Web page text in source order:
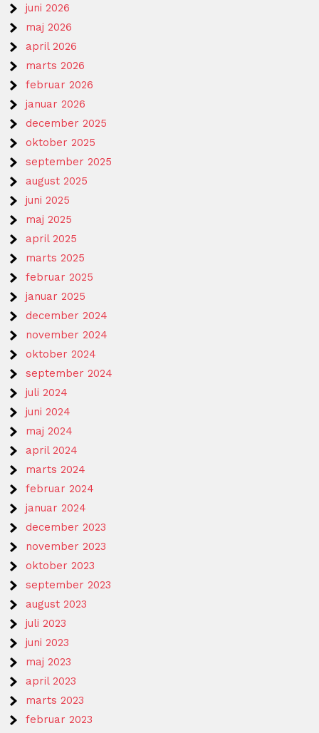
juni 2026
maj 2026
april 2026
marts 2026
februar 2026
januar 2026
december 2025
oktober 2025
september 2025
august 2025
juni 2025
maj 2025
april 2025
marts 2025
februar 2025
januar 2025
december 2024
november 2024
oktober 2024
september 2024
juli 2024
juni 2024
maj 2024
april 2024
marts 2024
februar 2024
januar 2024
december 2023
november 2023
oktober 2023
september 2023
august 2023
juli 2023
juni 2023
maj 2023
april 2023
marts 2023
februar 2023